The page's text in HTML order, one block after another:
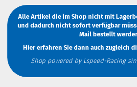
Alle Artikel die im Shop nicht mit
und dadurch nicht sofort verfügbar
Mailbestellt
Hier erfahren Sie dann auch zugleich
Shop powered by Lspeed-Racing